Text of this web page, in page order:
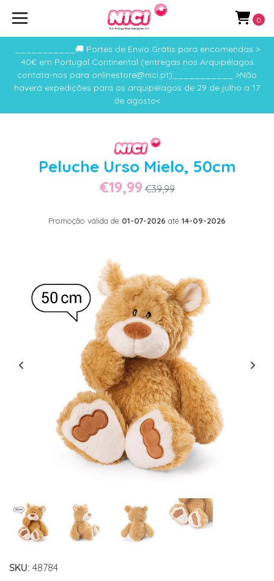
___________🚚 Portes de Envio Grátis para encomendas >
40€ em Portugal Continental (entregas nos Arquipélagos
contata-nos para onlinestore@nici.pt)___________ >Não
haverá expedições para os arquipélagos de 29 de julho a 17
de agosto<
0
Peluche Urso Mielo, 50cm
€19,99 €39,99
Promoção válida de 01-07-2026 até 14-09-2026
SKU: 48784